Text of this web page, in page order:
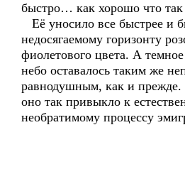
быстро… как хорошо что
Её уносило все быстрее и
недосягаемому горизонту
фиолетового цвета. А темное
небо оставалось таким же
равнодушным, как и
оно так привыкло к
необратимому процессу